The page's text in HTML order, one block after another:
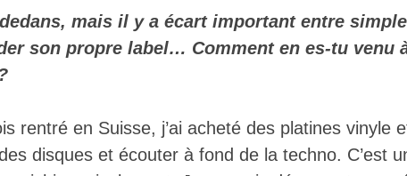
mais il y a écart important entre
son propre label… Comment en es-tu venu
rentré en Suisse, j’ai acheté des platines vinyle
disques et écouter à fond de la techno. C’est